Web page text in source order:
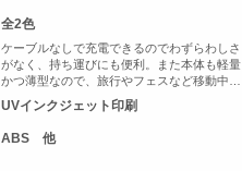
全2色
ケーブルなしで充電できるのでわずらわしさ
がなく、持ち運びにも便利。また本体も軽量
かつ薄型なので、旅行やフェスなど移動中で
もかさばらず便利なモバイルバッテリーで
す。
UVインクジェット印刷
ABS 他